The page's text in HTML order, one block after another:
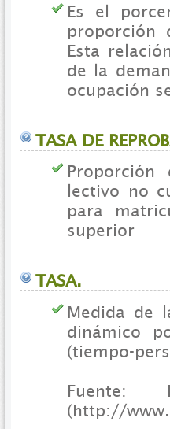
Es el
proporción
Esta
de la
ocupación
TASA DE
lectivo no
para
superior
TASA.
Medida de
dinámico
(tiempo-
Fuente:
(http://